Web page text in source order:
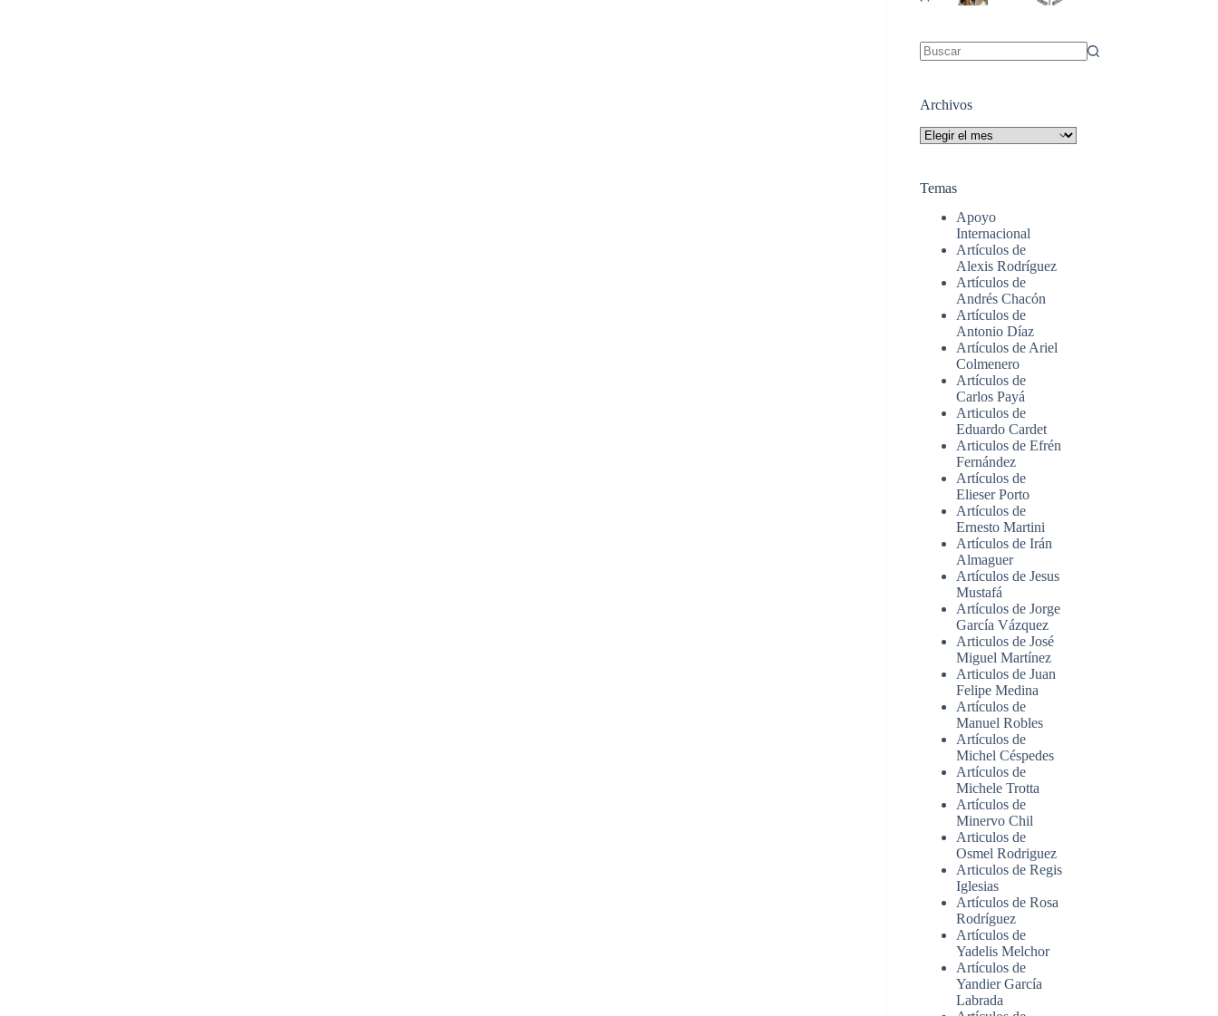
Archivos
Archivos
Temas
Apoyo
Internacional
Artículos de
Alexis Rodríguez
Artículos de
Andrés Chacón
Artículos de
Antonio Díaz
Artículos de Ariel
Colmenero
Artículos de
Carlos Payá
Articulos de
Eduardo Cardet
Articulos de Efrén
Fernández
Artículos de
Elieser Porto
Artículos de
Ernesto Martini
Artículos de Irán
Almaguer
Artículos de Jesus
Mustafá
Artículos de Jorge
García Vázquez
Articulos de José
Miguel Martínez
Articulos de Juan
Felipe Medina
Artículos de
Manuel Robles
Artículos de
Michel Céspedes
Artículos de
Michele Trotta
Artículos de
Minervo Chil
Articulos de
Osmel Rodriguez
Articulos de Regis
Iglesias
Artículos de Rosa
Rodríguez
Artículos de
Yadelis Melchor
Artículos de
Yandier García
Labrada